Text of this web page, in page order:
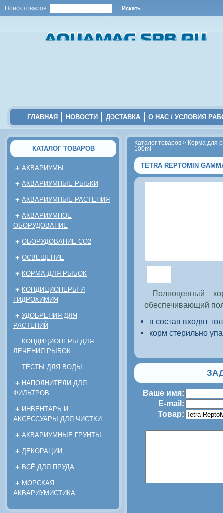
Поиск товаров:
ГЛАВНАЯ НОВОСТИ ДОСТАВКА О НАС / УСЛОВИЯ
КАТАЛОГ ТОВАРОВ
+ АКВАРИУМЫ
+ АКВАРИУМНЫЕ РЫБКИ
+ АКВАРИУМНЫЕ РАСТЕНИЯ
+ АКВАРИУМНОЕ
ОБОРУДОВАНИЕ
+ ОБОРУДОВАНИЕ CO2
+ ОСВЕЩЕНИЕ
+ КОРМА ДЛЯ РЫБОК
+ КОНДИЦИОНЕРЫ И
ГИДРОХИМИЯ
+ УДОБРЕНИЯ ДЛЯ
РАСТЕНИЙ
КОНДИЦИОНЕРЫ ДЛЯ
ЛЕЧЕНИЯ РЫБОК
ТЕСТЫ ДЛЯ ВОДЫ
+ НАПОЛНИТЕЛИ ДЛЯ
ФИЛЬТРОВ
+ ИНВЕНТАРЬ И
АКСЕССУАРЫ ДЛЯ ЧИСТКИ
+ АКВАРИУМНЫЕ ГРУНТЫ
+ ДЕКОРАЦИИ
+ ВСЁ ДЛЯ ПРУДА
+ МОРСКАЯ
АКВАРИУМИСТИКА
Каталог товаров > Корма для
100ml
TETRA REPTOMIN
Полноценный
обеспечивающий
в состав входят
корм стерильно
Ваше имя:
E-mail:
Товар: